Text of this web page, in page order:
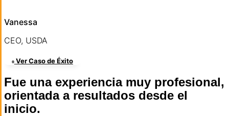
Vanessa
CEO, USDA
Ver Caso de Éxito
Fue una experiencia muy profesional,
orientada a resultados desde el
inicio.